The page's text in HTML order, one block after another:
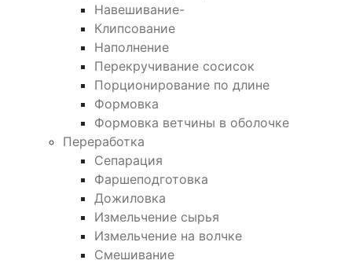
Навешивание-
Клипсование
Наполнение
Перекручивание сосисок
Порционирование по длине
Формовка
Формовка ветчины в оболочке
Переработка
Сепарация
Фаршеподготовка
Дожиловка
Измельчение сырья
Измельчение на волчке
Смешивание